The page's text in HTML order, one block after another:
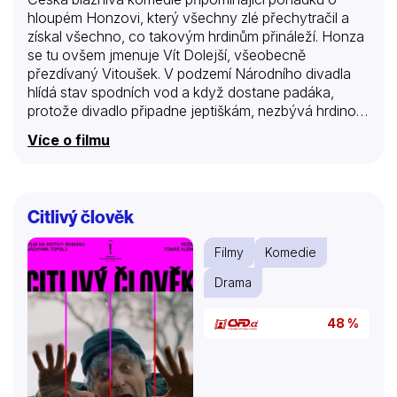
hloupém Honzovi, který všechny zlé přechytračil a
získal všechno, co takovým hrdinům přináleží. Honza
se tu ovšem jmenuje Vít Dolejší, všeobecně
přezdívaný Vitoušek. V podzemí Národního divadla
hlídá stav spodních vod a když dostane padáka,
protože divadlo připadne jeptiškám, nezbývá hrdinovi
Richmond a pět milionů dolarů, vázaných na jeho
vychytralého advokáta Wágnera. Ve hře jsou však
nejen velké peníze, ale také půvab notorické hráčky
Alice, do níž se Vitoušek zamiluje a pak všem ukáže,
že vůbec není takový blbec jak si všichni mysleli.
Více o filmu
Citlivý člověk
Filmy
Komedie
Drama
48 %